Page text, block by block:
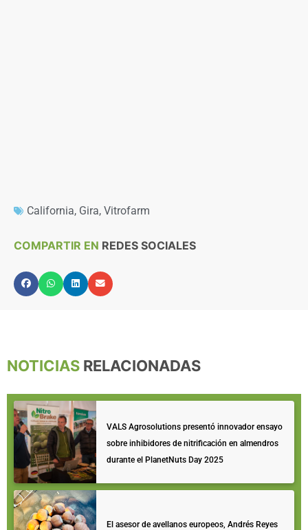
California, Gira, Vitrofarm
COMPARTIR EN REDES SOCIALES
NOTICIAS RELACIONADAS
VALS Agrosolutions presentó innovador ensayo
sobre inhibidores de nitrificación en almendros
durante el PlanetNuts Day 2025
El asesor de avellanos europeos, Andrés Reyes